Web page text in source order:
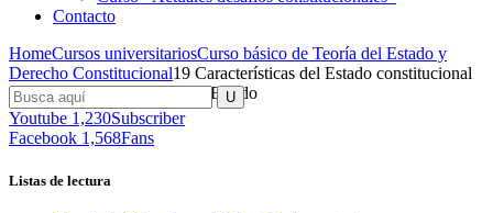
Contacto
HomeCursos universitariosCurso básico de Teoría del Estado y
Derecho Constitucional19 Características del Estado constitucional
(2) Comparación de tipos de Estado
Youtube 1,230Subscriber
Facebook 1,568Fans
Listas de lectura